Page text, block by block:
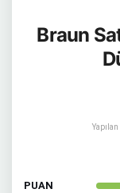
Braun
PUAN